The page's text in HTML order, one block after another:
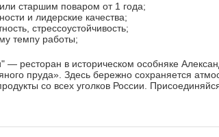
старшим поваром от 1 года;
и лидерские качества;
стрессоустойчивость;
темпу работы;
— ресторан в историческом особняке
пруда». Здесь бережно сохраняется
со всех уголков России.